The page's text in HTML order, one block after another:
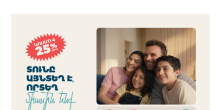
Իսրայելը մերժում է Գազայի վերաբերյալ
Խաղաղության խորհրդի 15 կետանոց
ծրագիրը․ Նեթանյահու
12 ժամ առաջ
Հրդեհ Սոլակ բնակավայրում․ կանխվել է